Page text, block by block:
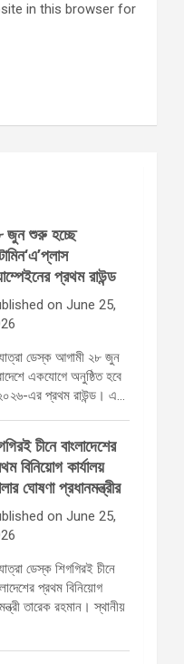
in this browser for
জুন শুরু হচ্ছে
প্রথম রাউন্ড
on June 25,
ডেস্ক আগামী ২৮ জুন
একযোগে অনুষ্ঠিত হবে
২০২৬-এর প্রথম রাউন্ড। এ…
চীনে বাংলাদেশের
বিনিয়োগ কার্যালয়
ঘোষণা প্রধানমন্ত্রীর
on June 25,
ডেস্ক শিগগিরই চীনে
প্রথম বিনিয়োগ
তারেক রহমান। স্থানীয়